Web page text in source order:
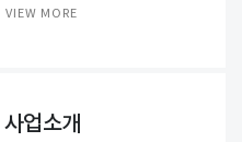
VIEW MORE
사업소개